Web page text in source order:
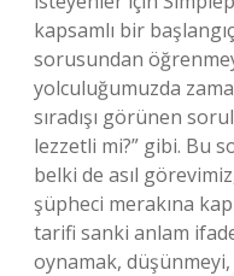
kapsamlı bir
sorusundan
yolculuğumuzda
sıradışı görünen
lezzetli mi?” gibi. Bu
belki de asıl
şüpheci merakına
tarifi sanki anlam
oynamak, düşünmeyi,